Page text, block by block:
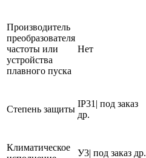
Производитель
преобразователя
частоты или
устройства
плавного пуска
Нет
Степень защиты
IP31| под заказ
др.
Климатическое
У3| под заказ др.